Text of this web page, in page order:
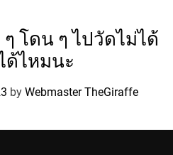
โดน ๆ ไปวัดไม่ได้
ไหมนะ
by Webmaster TheGiraffe